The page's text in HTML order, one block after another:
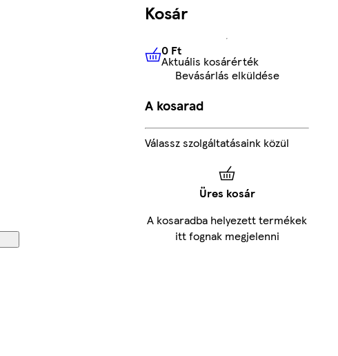
Kosár
0 FtAktuális kosárérték
0 Ft
Aktuális kosárérték
Bevásárlás elküldése
A kosarad
Válassz szolgáltatásaink közül
Üres kosár
A kosaradba helyezett termékek
itt fognak megjelenni